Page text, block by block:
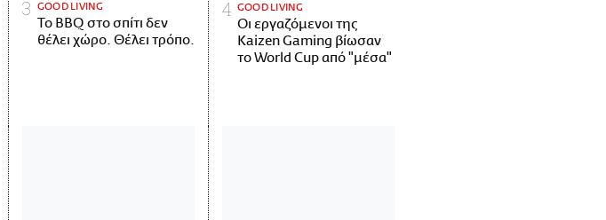
GOOD LIVING
Το BBQ στο σπίτι δεν
θέλει χώρο. Θέλει τρόπο.
GOOD LIVING
Οι εργαζόμενοι της
Kaizen Gaming βίωσαν
το World Cup από "μέσα"